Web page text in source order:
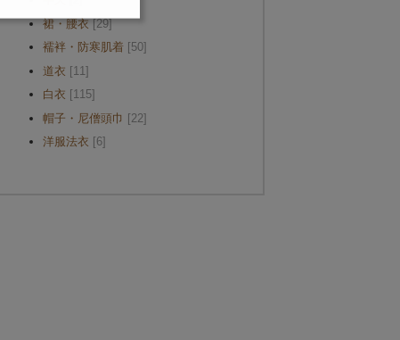
裙・腰衣 [29]
襦袢・防寒肌着 [50]
道衣 [11]
白衣 [115]
帽子・尼僧頭巾 [22]
洋服法衣 [6]